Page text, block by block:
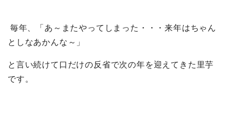
毎年、「あ～またやってしまった・・・来年はちゃん
としなあかんな～」
と言い続けて口だけの反省で次の年を迎えてきた里芋
です。